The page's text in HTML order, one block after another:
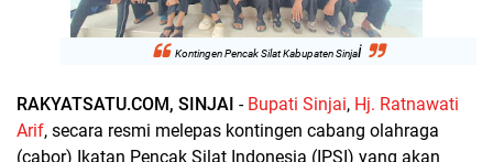
Kontingen Pencak Silat Kabupaten Sinjai
RAKYATSATU.COM, SINJAI - Bupati Sinjai, Hj. Ratnawati
Arif, secara resmi melepas kontingen cabang olahraga
(cabor) Ikatan Pencak Silat Indonesia (IPSI) yang akan